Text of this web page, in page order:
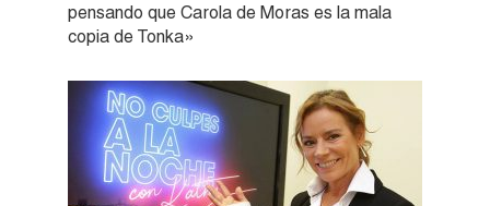
pensando que Carola de Moras es la mala
copia de Tonka»